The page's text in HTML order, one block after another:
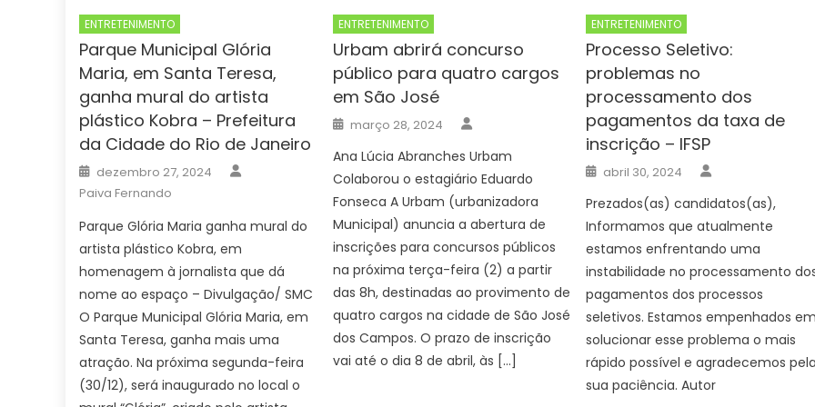
ENTRETENIMENTO
Parque Municipal Glória
Maria, em Santa Teresa,
ganha mural do artista
plástico Kobra – Prefeitura
da Cidade do Rio de Janeiro
Posted
on
dezembro 27, 2024
Paiva Fernando
Parque Glória Maria ganha mural do
artista plástico Kobra, em
homenagem à jornalista que dá
nome ao espaço – Divulgação/ SMC
O Parque Municipal Glória Maria, em
Santa Teresa, ganha mais uma
atração. Na próxima segunda-feira
(30/12), será inaugurado no local o
ENTRETENIMENTO
Urbam abrirá concurso
público para quatro cargos
em São José
Posted
on
março 28, 2024
Ana Lúcia Abranches Urbam
Colaborou o estagiário Eduardo
Fonseca A Urbam (urbanizadora
Municipal) anuncia a abertura de
inscrições para concursos públicos
na próxima terça-feira (2) a partir
das 8h, destinadas ao provimento de
quatro cargos na cidade de São José
dos Campos. O prazo de inscrição
vai até o dia 8 de abril, às […]
ENTRETENIMENTO
Processo Seletivo:
problemas no
processamento dos
pagamentos da taxa de
inscrição – IFSP
Posted
on
abril 30, 2024
Prezados(as) candidatos(as),
Informamos que atualmente
estamos enfrentando uma
instabilidade no processamento
pagamentos dos processos
seletivos. Estamos empenhados em
solucionar esse problema o mais
rápido possível e agradecemos pela
sua paciência. Autor